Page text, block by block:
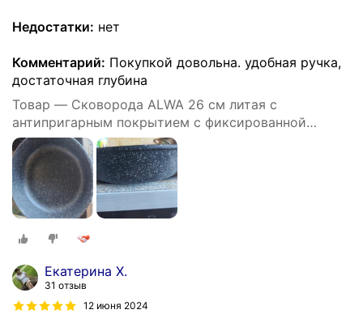
Недостатки: нет
Комментарий: Покупкой довольна. удобная ручка,
достаточная глубина
Товар — Cковорода ALWA 26 см литая с
антипригарным покрытием с фиксированной
ручкой цвет мрамор
Екатерина Х.
31 отзыв
12 июня 2024